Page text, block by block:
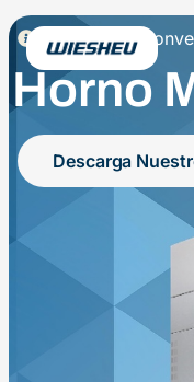
al
contenido
Hornos de
Horno
Descarga